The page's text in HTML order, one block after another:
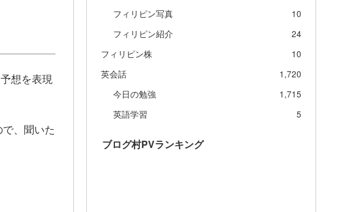
想を表現
、聞いた
フィリピン写真
10
フィリピン紹介
24
フィリピン株
10
英会話
1,720
今日の勉強
1,715
英語学習
5
ブログ村PVランキング